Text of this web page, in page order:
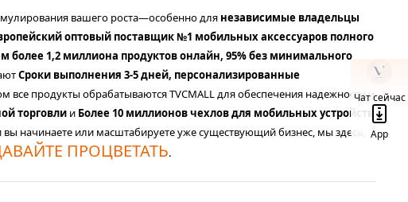
Чат сейчас
App
вашего роста—особенно для независимые владельцы
оптовый поставщик №1 мобильных аксессуаров полного
более 1,2 миллиона продуктов онлайн, 95% без минимального
Сроки выполнения 3-5 дней, персонализированные
все продукты обрабатываются TVCMALL для обеспечения надежности и
торговли и Более 10 миллионов чехлов для мобильных устройств
начинаете или масштабируете уже существующий бизнес, мы здесь,
ПРОЦВЕТАТЬ.